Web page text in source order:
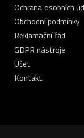
Ochrana osobních
Obchodní podmínky
Reklamační řád
GDPR nástroje
Účet
Kontakt